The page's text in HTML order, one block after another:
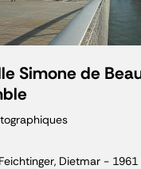
Simone de
Feichtinger, Dietmar - 1961